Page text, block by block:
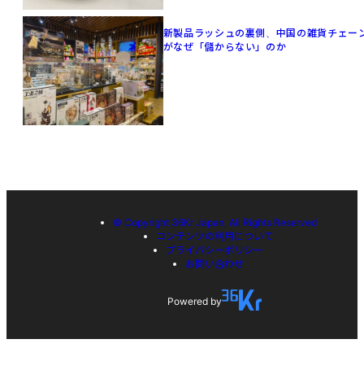
新製品ラッシュの裏側、中国の雑貨チェー
がなぜ「儲からない」のか
© Copyright 36Kr Japan, All Rights Reserved
コンテンツの利用について
プライバシーポリシー
お問い合わせ
Powered by